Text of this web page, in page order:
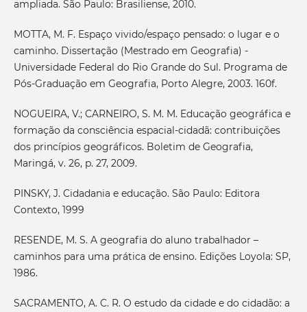
ampliada. São Paulo: Brasiliense, 2010.
MOTTA, M. F. Espaço vivido/espaço pensado: o lugar e o
caminho. Dissertação (Mestrado em Geografia) -
Universidade Federal do Rio Grande do Sul. Programa de
Pós-Graduação em Geografia, Porto Alegre, 2003. 160f.
NOGUEIRA, V.; CARNEIRO, S. M. M. Educação geográfica e
formação da consciência espacial-cidadã: contribuições
dos princípios geográficos. Boletim de Geografia,
Maringá, v. 26, p. 27, 2009.
PINSKY, J. Cidadania e educação. São Paulo: Editora
Contexto, 1999
RESENDE, M. S. A geografia do aluno trabalhador –
caminhos para uma prática de ensino. Edições Loyola: SP,
1986.
SACRAMENTO, A. C. R. O estudo da cidade e do cidadão: a